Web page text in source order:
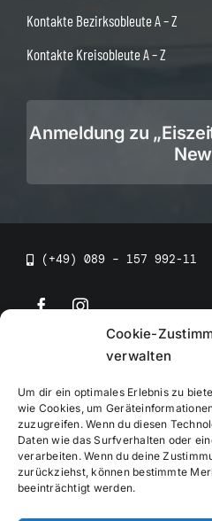
Cookie-
verwalten
Um dir ein optimales Erlebnis zu
wie Cookies, um
zuzugreifen. Wenn du diesen
Daten wie das Surfverhalten oder
verarbeiten. Wenn du deine
zurückziehst, können bestimmte
beeinträchtigt werden.
Kontakte Bezirksobleute A – Z
Kontakte Kreisobleute A – Z
Anmeldung zu
(+49) 089 – 157 992-11
• BEV
Impressum
Datenschutzerklärung